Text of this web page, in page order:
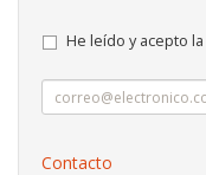
He leído y acepto la
Contacto